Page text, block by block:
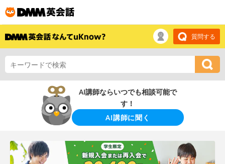
質問する
AI講師ならいつでも相談可能で
す！
AI講師に聞く